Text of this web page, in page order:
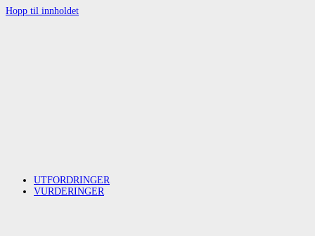
Hopp til innholdet
UTFORDRINGER
VURDERINGER